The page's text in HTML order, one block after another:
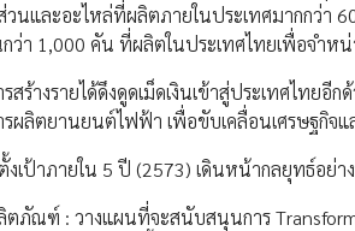
นและอะไหล่ที่ผลิตภายในประเทศมากกว่า
ว่า 1,000 คัน ที่ผลิตในประเทศไทยเพื่อจำห
ร้างรายได้ดึงดูดเม็ดเงินเข้าสู่ประเทศไทยอี
ผลิตยานยนต์ไฟฟ้า เพื่อขับเคลื่อนเศรษฐกิจแ
ตั้งเป้าภายใน 5 ปี (2573) เดินหน้ากลยุทธ์อย่
ตภัณฑ์ : วางแผนที่จะสนับสนุนการ